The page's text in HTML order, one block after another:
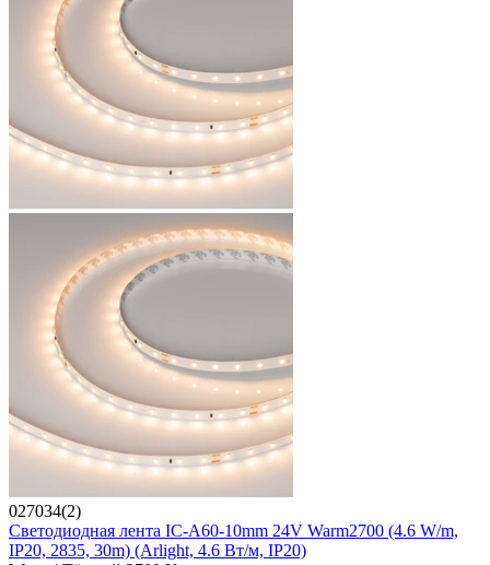
027034(2)
Светодиодная лента IC-A60-10mm 24V Warm2700 (4.6 W/m,
IP20, 2835, 30m) (Arlight, 4.6 Вт/м, IP20)